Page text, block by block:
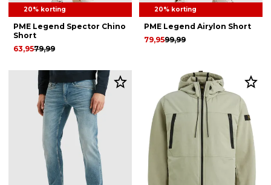
20% korting
PME Legend Spector Chino
Short
79,99
63,95
20% korting
PME Legend Airylon Short
99,99
79,95